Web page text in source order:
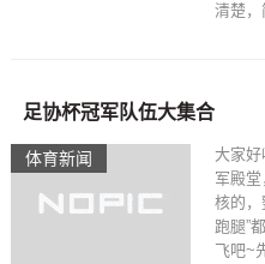
清楚
体育新闻
足协杯冠军队伍大集合
大家好
军殿
核的，
跑腿”
飞吧~